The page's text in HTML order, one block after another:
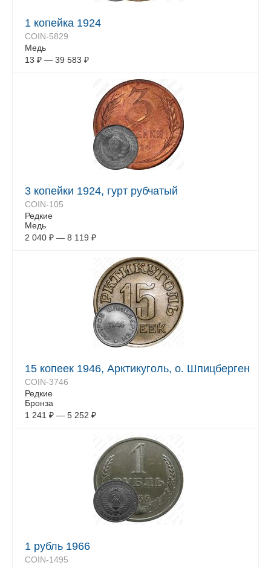
1 копейка 1924
COIN-5829
Медь
13 ₽ — 39 583 ₽
3 копейки 1924, гурт рубчатый
COIN-105
Редкие
Медь
2 040 ₽ — 8 119 ₽
15 копеек 1946, Арктикуголь, о. Шпицберген
COIN-3746
Редкие
Бронза
1 241 ₽ — 5 252 ₽
1 рубль 1966
COIN-1495